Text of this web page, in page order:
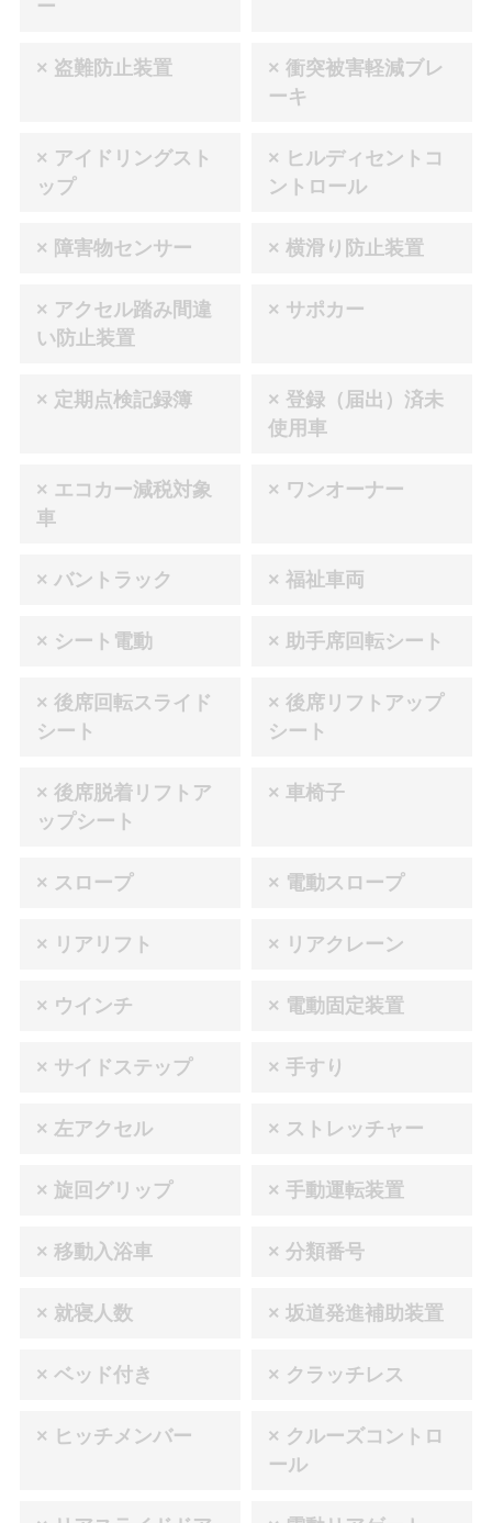
ー
× 盗難防止装置
× 衝突被害軽減ブレ
ーキ
× アイドリングスト
ップ
× ヒルディセントコ
ントロール
× 障害物センサー × 横滑り防止装置
× アクセル踏み間違
い防止装置
× サポカー
× 定期点検記録簿
× 登録（届出）済未
使用車
× エコカー減税対象
車
× ワンオーナー
× バントラック × 福祉車両
× シート電動 × 助手席回転シート
× 後席回転スライド
シート
× 後席リフトアップ
シート
× 後席脱着リフトア
ップシート
× 車椅子
× スロープ × 電動スロープ
× リアリフト × リアクレーン
× ウインチ × 電動固定装置
× サイドステップ × 手すり
× 左アクセル × ストレッチャー
× 旋回グリップ × 手動運転装置
× 移動入浴車 × 分類番号
× 就寝人数 × 坂道発進補助装置
× ベッド付き × クラッチレス
× ヒッチメンバー
× クルーズコントロ
ール